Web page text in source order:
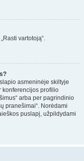
vartotoją“.
asmeninėje skiltyje
konferencijos profilio
arba per pagrindinio
pranešimai“. Norėdami
puslapį, užpildydami